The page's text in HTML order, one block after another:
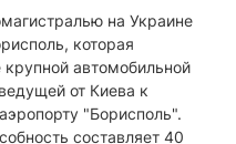
на Украине
которая
крупной автомобильной
от Киева к
"Борисполь".
составляет 40